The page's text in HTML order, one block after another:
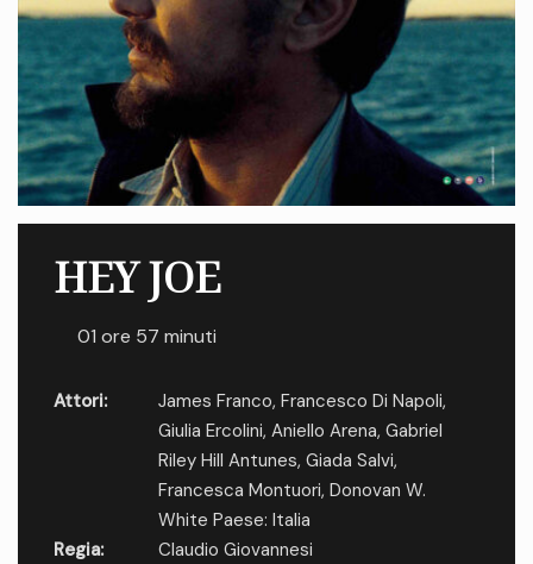
HEY JOE
01 ore 57 minuti
Attori: James Franco, Francesco Di Napoli,
Giulia Ercolini, Aniello Arena, Gabriel
Riley Hill Antunes, Giada Salvi,
Francesca Montuori, Donovan W.
White Paese: Italia
Regia:
Claudio Giovannesi